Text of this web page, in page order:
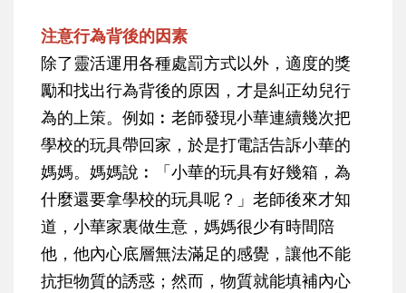
注意行為背後的因素
除了靈活運用各種處罰方式以外，適度的獎
勵和找出行為背後的原因，才是糾正幼兒行
為的上策。例如︰老師發現小華連續幾次把
學校的玩具帶回家，於是打電話告訴小華的
媽媽。媽媽說︰「小華的玩具有好幾箱，為
什麼還要拿學校的玩具呢？」老師後來才知
道，小華家裏做生意，媽媽很少有時間陪
他，他內心底層無法滿足的感覺，讓他不能
抗拒物質的誘惑；然而，物質就能填補內心